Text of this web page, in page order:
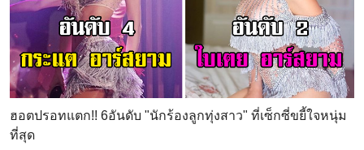
ฮอตปรอทแตก!! 6อันดับ "นักร้องลูกทุ่งสาว" ที่เซ็กซี่ขยี้ใจหนุ่ม
ที่สุด